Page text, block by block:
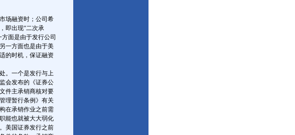
场融资时；公司希
即出现“二次承
面是由于发行公司
一方面也是由于美
的时机，保证融资
。一个是发行与上
会发布的《证券公
件主承销商核对要
理暂行条例》有关
在承销作业之前需
能也就被大大弱化
美国证券发行之前